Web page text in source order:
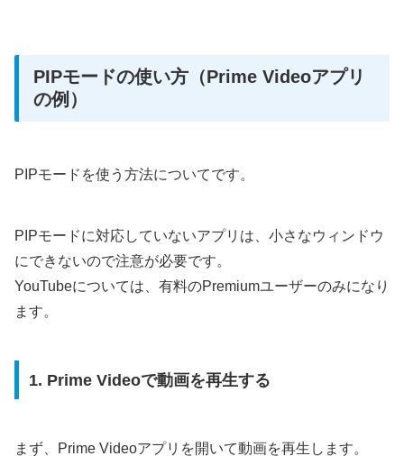
PIPモードの使い方（Prime Videoアプリ
の例）
PIPモードを使う方法についてです。
PIPモードに対応していないアプリは、小さなウィンドウ
にできないので注意が必要です。
YouTubeについては、有料のPremiumユーザーのみになり
ます。
1. Prime Videoで動画を再生する
まず、Prime Videoアプリを開いて動画を再生します。